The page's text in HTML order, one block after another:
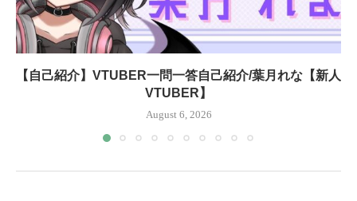
【自己紹介】VTUBER一問一答自己紹介/葉月れな【新人
VTUBER】
August 6, 2026